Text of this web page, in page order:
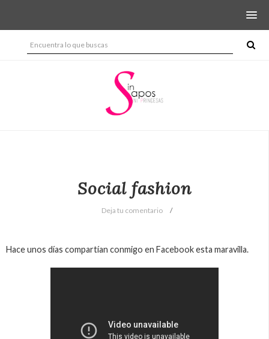
Social fashion
Deja tu comentario
Hace unos días compartían conmigo en Facebook esta maravilla.